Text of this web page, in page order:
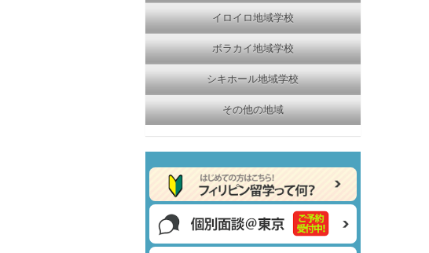
イロイロ地域学校
ボラカイ地域学校
シキホール地域学校
その他の地域